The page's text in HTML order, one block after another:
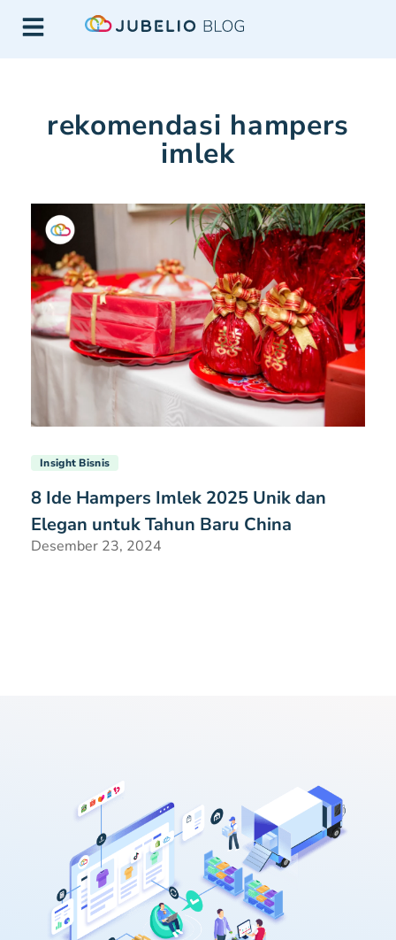
rekomendasi hampers
imlek
Insight Bisnis
8 Ide Hampers Imlek 2025 Unik dan
Elegan untuk Tahun Baru China
Desember 23, 2024